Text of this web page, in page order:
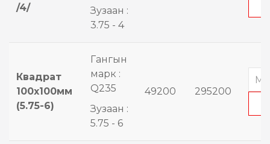
/4/
Зузаан :
3.75 - 4
Квадрат
100x100мм
(5.75-6)
Гангын
марк :
Q235
Зузаан :
5.75 - 6
49200 295200